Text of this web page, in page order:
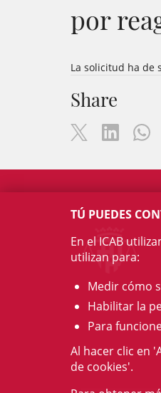
por
La solicitud ha de
Share
TÚ PUEDES
En el ICAB
utilizan para:
Medir cómo
Habilitar la
Para
Al hacer clic en
de cookies'.